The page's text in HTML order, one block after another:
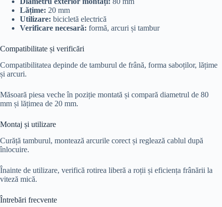
Lățime: 20 mm
Utilizare: bicicletă electrică
Verificare necesară: formă, arcuri și tambur
Compatibilitate și verificări
Compatibilitatea depinde de tamburul de frână, forma saboților, lățime
și arcuri.
Măsoară piesa veche în poziție montată și compară diametrul de 80
mm și lățimea de 20 mm.
Montaj și utilizare
Curăță tamburul, montează arcurile corect și reglează cablul după
înlocuire.
Înainte de utilizare, verifică rotirea liberă a roții și eficiența frânării la
viteză mică.
Întrebări frecvente